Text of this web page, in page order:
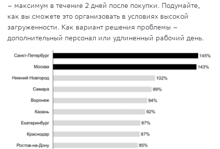
– максимум в течение 2 дней после покупки. Подумайте,
как вы сможете это организовать в условиях высокой
загруженности. Как вариант решения проблемы –
дополнительный персонал или удлиненный рабочий день.